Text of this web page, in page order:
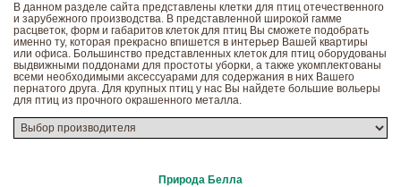
В данном разделе сайта представлены клетки для птиц отечественного
и зарубежного производства. В представленной широкой гамме
расцветок, форм и габаритов клеток для птиц Вы сможете подобрать
именно ту, которая прекрасно впишется в интерьер Вашей квартиры
или офиса. Большинство представленных клеток для птиц оборудованы
выдвижными поддонами для простоты уборки, а также укомплектованы
всеми необходимыми аксессуарами для содержания в них Вашего
пернатого друга. Для крупных птиц у нас Вы найдете большие вольеры
для птиц из прочного окрашенного металла.
Природа Белла